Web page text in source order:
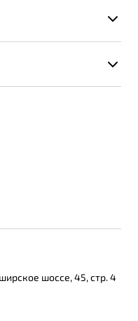
шоссе, 45, стр. 4